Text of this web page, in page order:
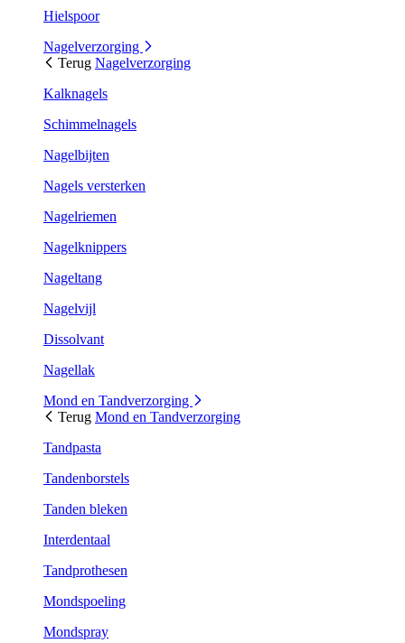
Hielspoor
Nagelverzorging
Terug Nagelverzorging
Kalknagels
Schimmelnagels
Nagelbijten
Nagels versterken
Nagelriemen
Nagelknippers
Nageltang
Nagelvijl
Dissolvant
Nagellak
Mond en Tandverzorging
Terug Mond en Tandverzorging
Tandpasta
Tandenborstels
Tanden bleken
Interdentaal
Tandprothesen
Mondspoeling
Mondspray